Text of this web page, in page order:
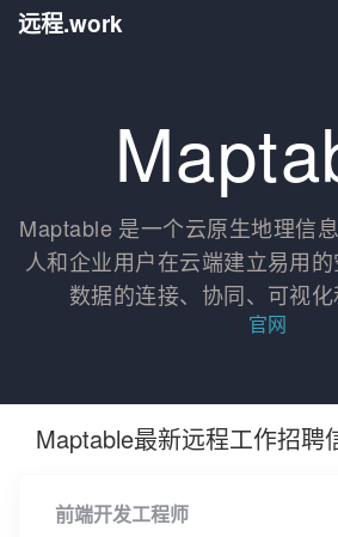
远程.work
Maptable 是一个云原生地理信
人和企业用户在云端建立易用
数据的连接、协同、可视化
官网
Maptable最新远程工作招聘
前端开发工程师